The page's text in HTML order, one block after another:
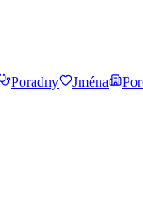
Poradny Jména